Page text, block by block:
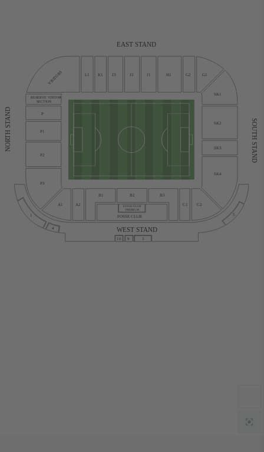
FOSSE CLUB
FOSSE CLUB
PREMIUM
L1 K1 J3 J2 J1 H1 G2 G1
A1 A2
B1 B2 B3
C1 C2
3
4
5
9
10
WEST STAND
VISITORS
RESERVE VISITOR
SECTION
SK1
SK2
SK3
SK4
P
P1
P2
P3
SOUTH STAND
EAST STAND
NORTH STAND